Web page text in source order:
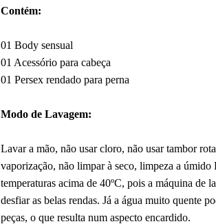
Contém:
01 Body sensual
01 Acessório para cabeça
01 Persex rendado para perna
Modo de Lavagem:
Lavar a mão, não usar cloro, não usar tambor
vaporização, não limpar à seco, limpeza a úmido
temperaturas acima de 40ºC, pois a máquina de
desfiar as belas rendas. Já a água muito quente
peças, o que resulta num aspecto encardido.